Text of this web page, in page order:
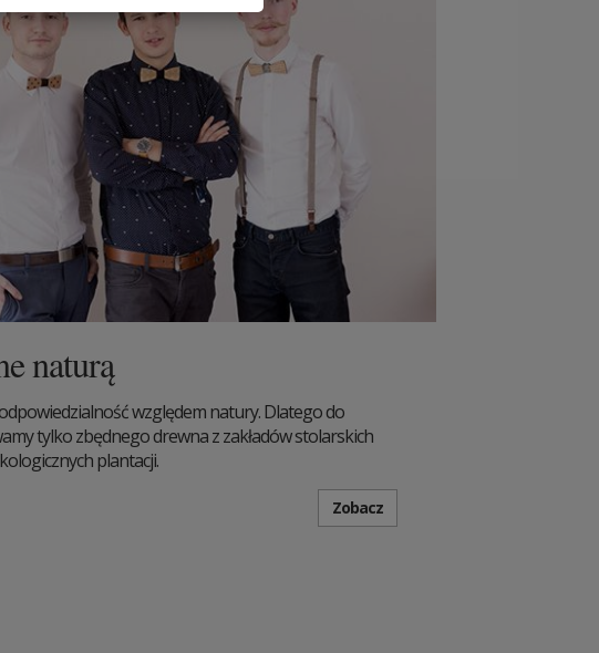
naturą
względem natury. Dlatego do
tylko zbędnego drewna z zakładów stolarskich
plantacji.
Zobacz